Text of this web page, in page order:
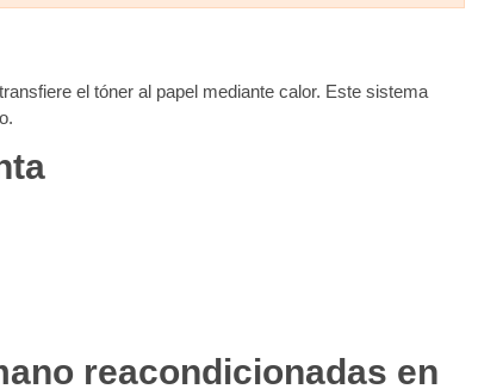
el tóner al papel mediante calor. Este sistema
reacondicionadas en